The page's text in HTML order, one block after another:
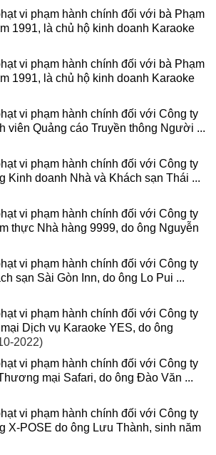
vi phạm hành chính đối với bà Phạm
1991, là chủ hộ kinh doanh Karaoke
vi phạm hành chính đối với bà Phạm
1991, là chủ hộ kinh doanh Karaoke
vi phạm hành chính đối với Công ty
viên Quảng cáo Truyền thông Người ...
vi phạm hành chính đối với Công ty
Kinh doanh Nhà và Khách sạn Thái ...
vi phạm hành chính đối với Công ty
thực Nhà hàng 9999, do ông Nguyễn
vi phạm hành chính đối với Công ty
sạn Sài Gòn Inn, do ông Lo Pui ...
vi phạm hành chính đối với Công ty
Dịch vụ Karaoke YES, do ông
2022)
vi phạm hành chính đối với Công ty
mại Safari, do ông Đào Văn ...
vi phạm hành chính đối với Công ty
X-POSE do ông Lưu Thành, sinh năm